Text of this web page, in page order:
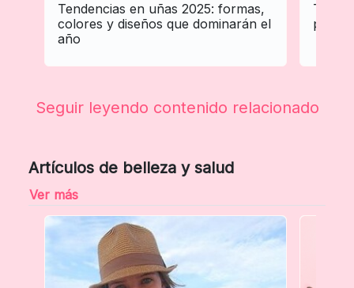
Tendencias en uñas 2025: formas,
colores y diseños que dominarán el
año
Seguir leyendo contenido relacionado
Artículos de belleza y salud
Ver más